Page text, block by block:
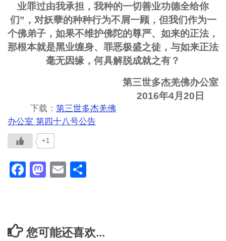
业罪过由我承担，我种的一切善业功德全给你
们”，对妖孽的种种行为不屑一顾，但我们作为一
个佛弟子，如果不维护佛陀的尊严、如来的正法，
那根本就是黑业缠身、罪恶极盛之徒，与如来正法
毫无因缘，何具解脱成就之有？
第三世多杰羌佛办公室
2016年4月20日
下载： 第三世多杰羌佛
办公室 第四十八号公告
+1
Facebook
Mastodon
Email
您可能还喜欢...